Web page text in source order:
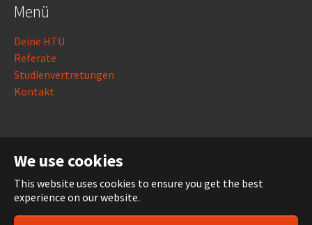
We use cookies
This website uses cookies to ensure you get the best
experience on our website.
Menü
Deine HTU
Referate
Studienvertretungen
Kontakt
Impressum
Datenschutz